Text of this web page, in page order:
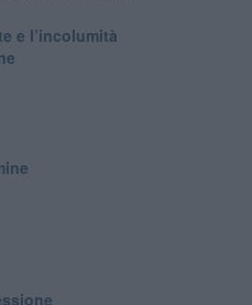
e l’incolumità